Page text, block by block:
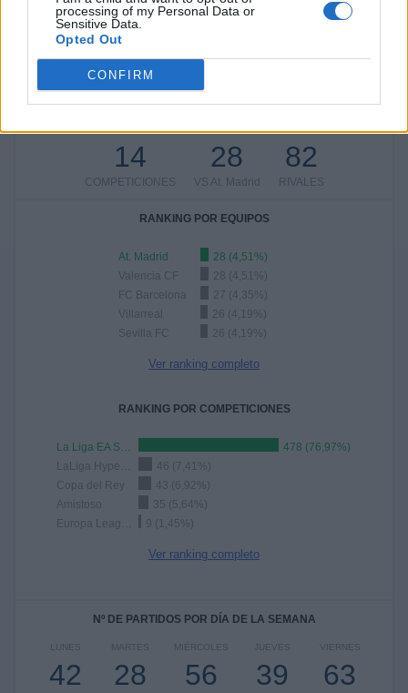
processing of my Personal Data or
Sensitive Data.
Opted Out
CONFIRM
302 partidos en local
319 partidos de visitante
51,37%
82
RIVALES
28
VS At. Madrid
14
COMPETICIONES
RANKING POR EQUIPOS
At. Madrid
28 (4,51%)
Valencia CF
28 (4,51%)
FC Barcelona
27 (4,35%)
Villarreal
26 (4,19%)
Sevilla FC
26 (4,19%)
Ver ranking completo
RANKING POR COMPETICIONES
La Liga EA Sports
478 (76,97%)
46 (7,41%)
Copa del Rey
43 (6,92%)
Amistoso
35 (5,64%)
9 (1,45%)
Ver ranking completo
Nº DE PARTIDOS POR DÍA DE LA SEMANA
LUNES
42
MARTES
28
MIÉRCOLES
56
JUEVES
39
VIERNES
63